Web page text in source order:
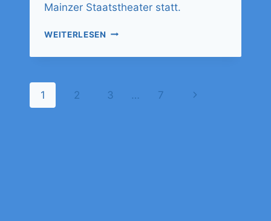
Mainzer Staatstheater statt.
WEITERLESEN
1 2 3 … 7